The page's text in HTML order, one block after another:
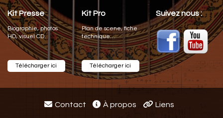
Kit Presse
Biographie, photos
HD, visuel CD.
Télécharger ici
Kit Pro
Plan de scene, fiche
technique…
Télécharger ici
Suivez nous :
Contact À propos Liens